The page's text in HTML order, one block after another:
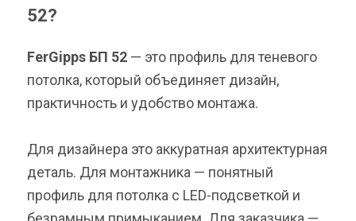
52?
FerGipps БП 52 — это профиль для теневого
потолка, который объединяет дизайн,
практичность и удобство монтажа.
Для дизайнера это аккуратная архитектурная
деталь. Для монтажника — понятный
профиль для потолка с LED-подсветкой и